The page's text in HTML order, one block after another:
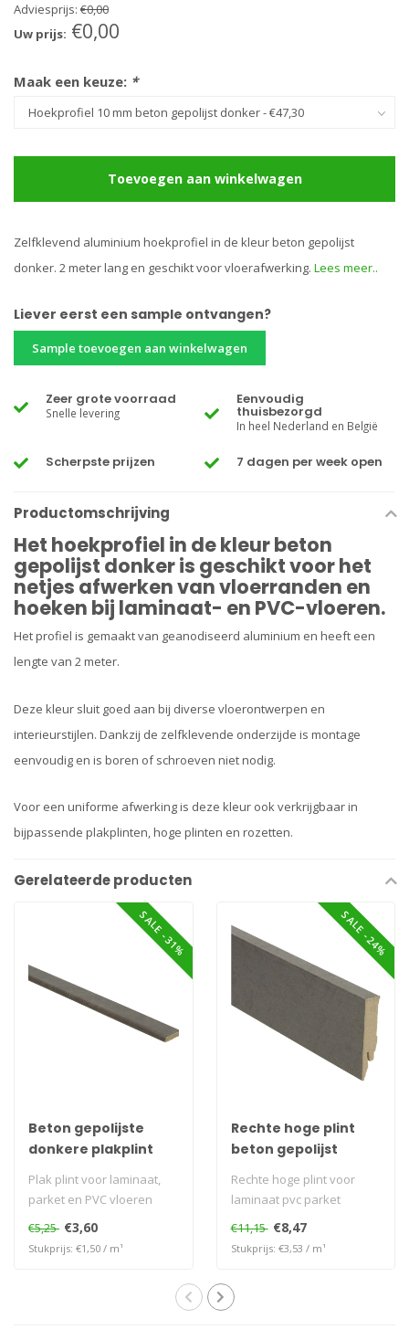
Adviesprijs: €0,00
Uw prijs: €0,00
Maak een keuze: *
Toevoegen aan winkelwagen
Zelfklevend aluminium hoekprofiel in de kleur beton gepolijst
donker. 2 meter lang en geschikt voor vloerafwerking. Lees meer..
Liever eerst een sample ontvangen?
Sample toevoegen aan winkelwagen
Zeer grote voorraad
Snelle levering
Eenvoudig
thuisbezorgd
In heel Nederland en België
Scherpste prijzen 7 dagen per week open
Productomschrijving
Het hoekprofiel in de kleur beton
gepolijst donker is geschikt voor het
netjes afwerken van vloerranden en
hoeken bij laminaat- en PVC-vloeren.
Het profiel is gemaakt van geanodiseerd aluminium en heeft een
lengte van 2 meter.
Deze kleur sluit goed aan bij diverse vloerontwerpen en
interieurstijlen. Dankzij de zelfklevende onderzijde is montage
eenvoudig en is boren of schroeven niet nodig.
Voor een uniforme afwerking is deze kleur ook verkrijgbaar in
bijpassende plakplinten, hoge plinten en rozetten.
Gerelateerde producten
SALE -31%
Beton gepolijste
donkere plakplint
Plak plint voor laminaat,
parket en PVC vloeren
€5,25 €3,60
Stukprijs: €1,50 / m¹
SALE -24%
Rechte hoge plint
beton gepolijst
Rechte hoge plint voor
laminaat pvc parket
€11,15 €8,47
Stukprijs: €3,53 / m¹